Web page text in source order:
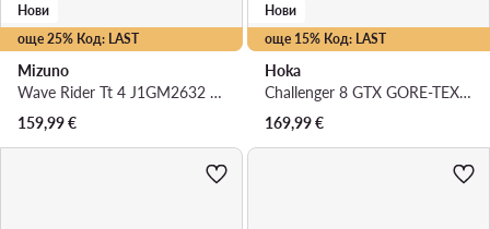
още 25% Код: LAST
Нови
Mizuno
Wave Rider Tt 4 J1GM2632 · Маратонки за бягане
159,99€
още 15% Код: LAST
Нови
Hoka
Challenger 8 GTX GORE-TEX 1171958 · Маратонки за бягане
169,99€